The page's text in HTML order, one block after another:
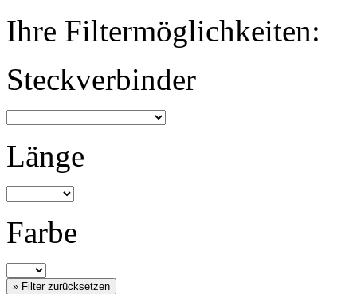
Ihre Filtermöglichkeiten:
Steckverbinder
Länge
Farbe